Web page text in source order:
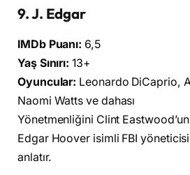
9. J. Edgar
IMDb Puanı: 6,5
Yaş Sınırı: 13+
Oyuncular: Leonardo DiCaprio,
Naomi Watts ve dahası
Yönetmenliğini Clint
Edgar Hoover isimli FBI
anlatır.